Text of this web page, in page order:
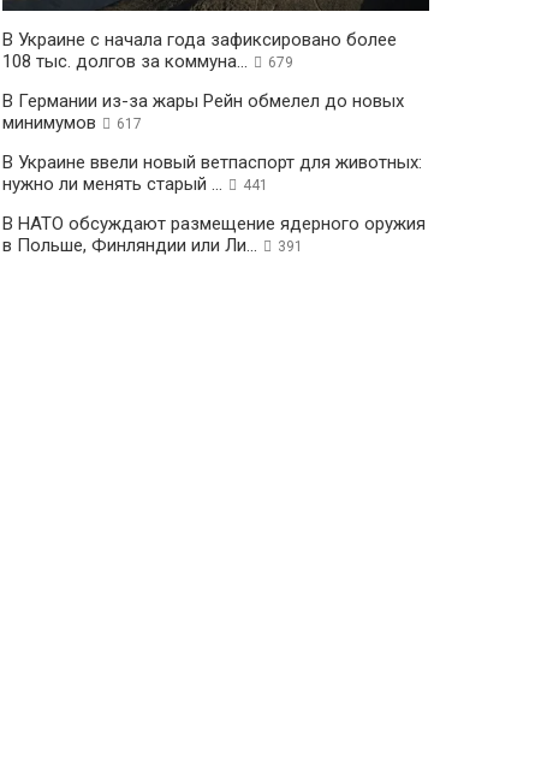
В Украине с начала года зафиксировано более
108 тыс. долгов за коммуна...
679
В Германии из-за жары Рейн обмелел до новых
минимумов
617
В Украине ввели новый ветпаспорт для животных:
нужно ли менять старый ...
441
В НАТО обсуждают размещение ядерного оружия
в Польше, Финляндии или Ли...
391